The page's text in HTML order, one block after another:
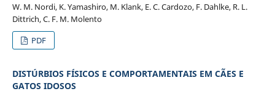
W. M. Nordi, K. Yamashiro, M. Klank, E. C. Cardozo, F. Dahlke, R. L.
Dittrich, C. F. M. Molento
PDF
DISTÚRBIOS FÍSICOS E COMPORTAMENTAIS EM CÃES E
GATOS IDOSOS